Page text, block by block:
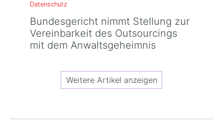
Datenschutz
Bundesgericht nimmt Stellung zur
Vereinbarkeit des Outsourcings
mit dem Anwaltsgeheimnis
Weitere Artikel anzeigen